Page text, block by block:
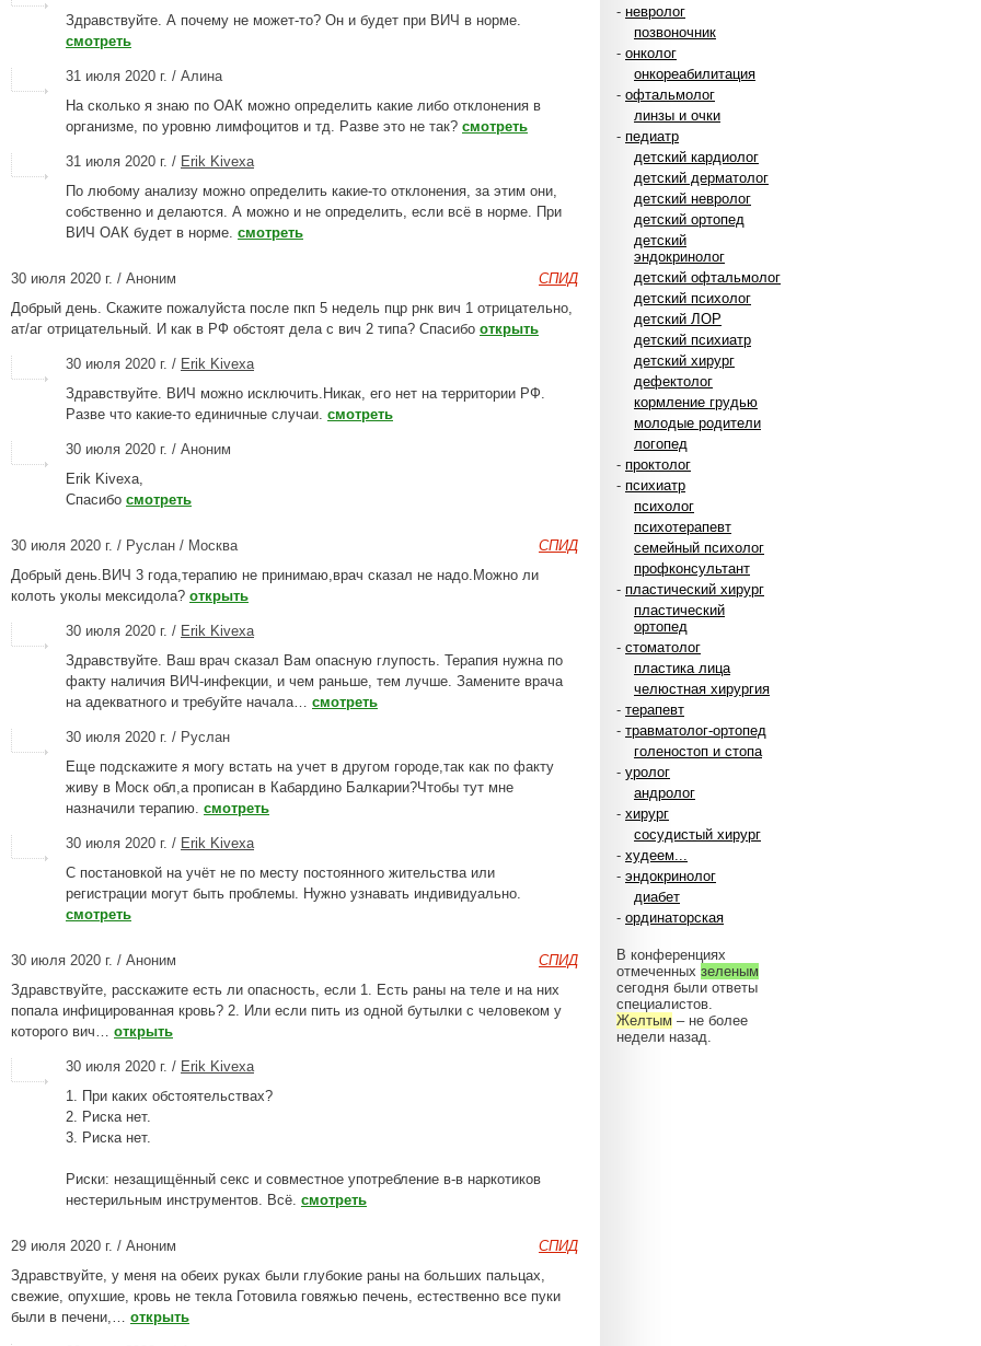
- невролог
позвоночник
- онколог
онкореабилитация
- офтальмолог
линзы и очки
- педиатр
детский кардиолог
детский дерматолог
детский невролог
детский ортопед
детский
эндокринолог
детский офтальмолог
детский психолог
детский ЛОР
детский психиатр
детский хирург
дефектолог
кормление грудью
молодые родители
логопед
- проктолог
- психиатр
психолог
психотерапевт
семейный психолог
профконсультант
- пластический хирург
пластический
ортопед
- стоматолог
пластика лица
челюстная хирургия
- терапевт
- травматолог-ортопед
голеностоп и стопа
- уролог
андролог
- хирург
сосудистый хирург
- худеем...
- эндокринолог
диабет
- ординаторская
В конференциях
отмеченных зеленым
сегодня были ответы
специалистов.
Желтым – не более
недели назад.
Здравствуйте. А почему не может-то? Он и будет при ВИЧ в норме.
смотреть
31 июля 2020 г. / Алина
На сколько я знаю по ОАК можно определить какие либо отклонения в
организме, по уровню лимфоцитов и тд. Разве это не так? смотреть
31 июля 2020 г. / Erik Kivexa
По любому анализу можно определить какие-то отклонения, за этим они,
собственно и делаются. А можно и не определить, если всё в норме. При
ВИЧ ОАК будет в норме. смотреть
СПИД
30 июля 2020 г. / Аноним
Добрый день. Скажите пожалуйста после пкп 5 недель пцр рнк вич 1 отрицательно,
ат/аг отрицательный. И как в РФ обстоят дела с вич 2 типа? Спасибо открыть
30 июля 2020 г. / Erik Kivexa
Здравствуйте. ВИЧ можно исключить.Никак, его нет на территории РФ.
Разве что какие-то единичные случаи. смотреть
30 июля 2020 г. / Аноним
Erik Kivexa,
Спасибо смотреть
СПИД
30 июля 2020 г. / Руслан / Москва
Добрый день.ВИЧ 3 года,терапию не принимаю,врач сказал не надо.Можно ли
колоть уколы мексидола? открыть
30 июля 2020 г. / Erik Kivexa
Здравствуйте. Ваш врач сказал Вам опасную глупость. Терапия нужна по
факту наличия ВИЧ-инфекции, и чем раньше, тем лучше. Замените врача
на адекватного и требуйте начала… смотреть
30 июля 2020 г. / Руслан
Еще подскажите я могу встать на учет в другом городе,так как по факту
живу в Моск обл,а прописан в Кабардино Балкарии?Чтобы тут мне
назначили терапию. смотреть
30 июля 2020 г. / Erik Kivexa
С постановкой на учёт не по месту постоянного жительства или
регистрации могут быть проблемы. Нужно узнавать индивидуально.
смотреть
СПИД
30 июля 2020 г. / Аноним
Здравствуйте, расскажите есть ли опасность, если 1. Есть раны на теле и на них
попала инфицированная кровь? 2. Или если пить из одной бутылки с человеком у
которого вич… открыть
30 июля 2020 г. / Erik Kivexa
1. При каких обстоятельствах?
2. Риска нет.
3. Риска нет.
Риски: незащищённый секс и совместное употребление в-в наркотиков
нестерильным инструментов. Всё. смотреть
СПИД
29 июля 2020 г. / Аноним
Здравствуйте, у меня на обеих руках были глубокие раны на больших пальцах,
свежие, опухшие, кровь не текла Готовила говяжью печень, естественно все пуки
были в печени,… открыть